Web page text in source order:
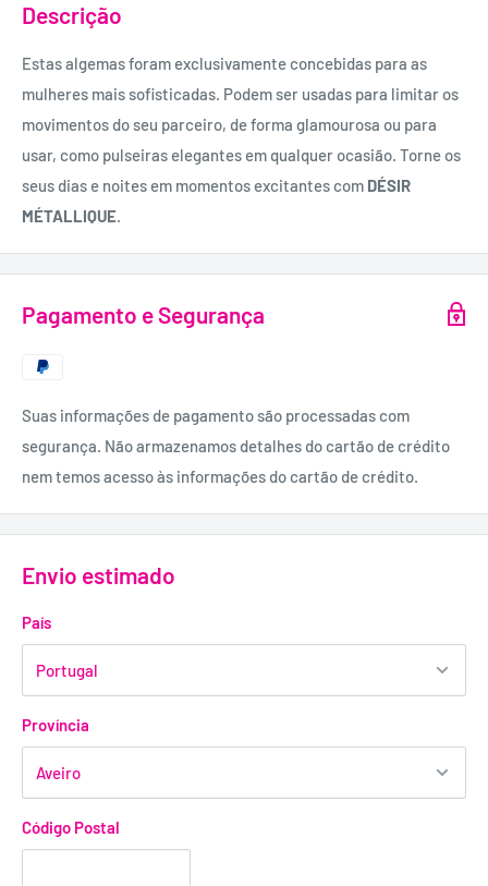
Descrição
Estas algemas foram exclusivamente concebidas para as
mulheres mais sofisticadas. Podem ser usadas para limitar os
movimentos do seu parceiro, de forma glamourosa ou para
usar, como pulseiras elegantes em qualquer ocasião. Torne os
seus dias e noites em momentos excitantes com DÉSIR
MÉTALLIQUE.
Pagamento e Segurança
Suas informações de pagamento são processadas com
segurança. Não armazenamos detalhes do cartão de crédito
nem temos acesso às informações do cartão de crédito.
Envio estimado
País
Província
Código Postal